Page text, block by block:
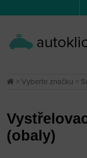
>Vyberte značku >
(obaly)